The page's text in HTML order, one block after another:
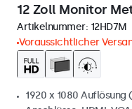
12 Zoll Monitor
Artikelnummer: 12HD7M
Voraussichtlicher
1920 x 1080 Auflösung